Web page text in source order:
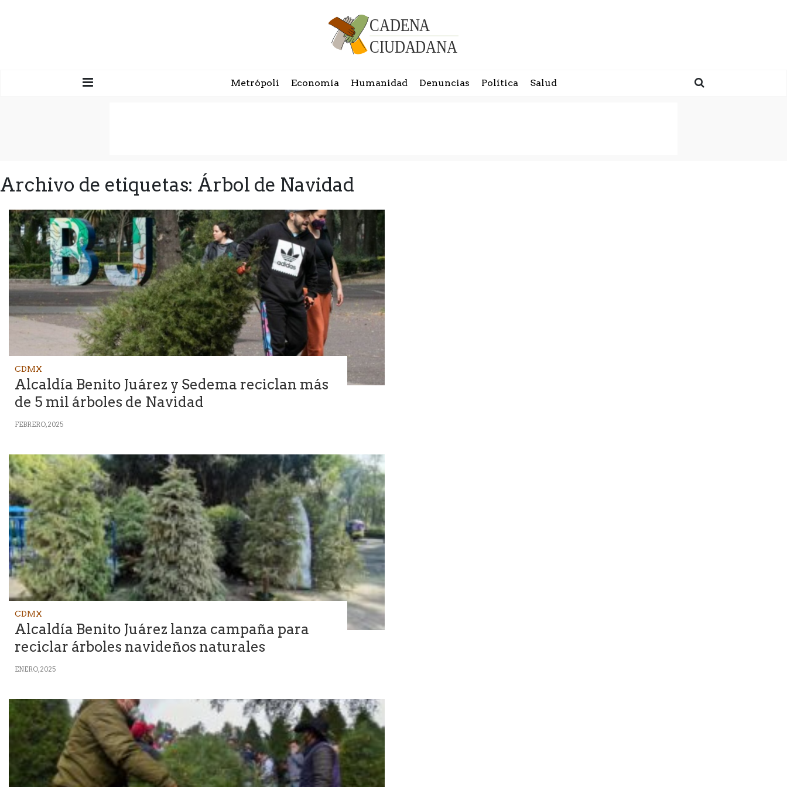
Metrópoli Economía Humanidad Denuncias Política Salud
Archivo de etiquetas: Árbol de Navidad
CDMX
Alcaldía Benito Juárez y Sedema reciclan más
de 5 mil árboles de Navidad
FEBRERO, 2025
CDMX
Alcaldía Benito Juárez lanza campaña para
reciclar árboles navideños naturales
ENERO, 2025